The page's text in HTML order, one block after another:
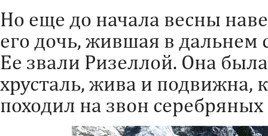
Но еще до начала весны
его дочь, жившая в дальнем
Ее звали Ризеллой. Она
хрусталь, жива и подвижна,
походил на звон